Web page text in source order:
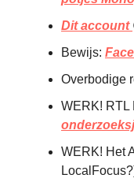
Dit account
Bewijs:
Overbodige
WERK! RTL
WERK! Het